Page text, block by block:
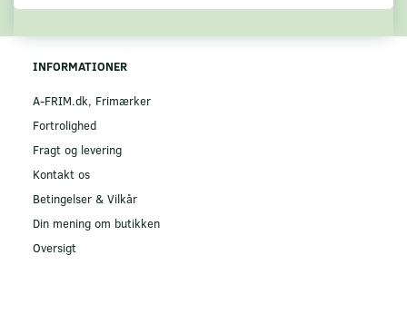
INFORMATIONER
A-FRIM.dk, Frimærker
Fortrolighed
Fragt og levering
Kontakt os
Betingelser & Vilkår
Din mening om butikken
Oversigt